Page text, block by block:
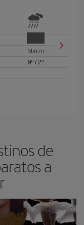
Marzo
9º /2º
de
a